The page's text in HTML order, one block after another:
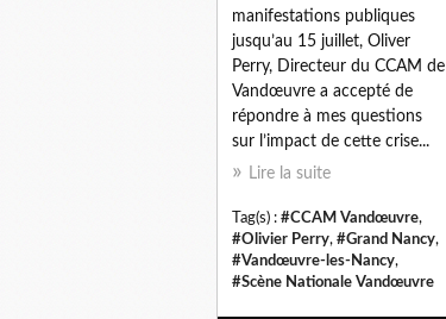
manifestations publiques
jusqu’au 15 juillet, Oliver
Perry, Directeur du CCAM de
Vandœuvre a accepté de
répondre à mes questions
sur l’impact de cette crise...
Lire la suite
Tag(s) : #CCAM Vandœuvre,
#Olivier Perry, #Grand Nancy,
#Vandœuvre-les-Nancy,
#Scène Nationale Vandœuvre